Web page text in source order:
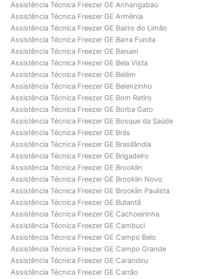
Assistência Técnica Freezer GE Anhangabaú
Assistência Técnica Freezer GE Armênia
Assistência Técnica Freezer GE Bairro do Limão
Assistência Técnica Freezer GE Barra Funda
Assistência Técnica Freezer GE Barueri
Assistência Técnica Freezer GE Bela Vista
Assistência Técnica Freezer GE Belém
Assistência Técnica Freezer GE Belenzinho
Assistência Técnica Freezer GE Bom Retiro
Assistência Técnica Freezer GE Borba Gato
Assistência Técnica Freezer GE Bosque da Saúde
Assistência Técnica Freezer GE Brás
Assistência Técnica Freezer GE Brasilândia
Assistência Técnica Freezer GE Brigadeiro
Assistência Técnica Freezer GE Brooklin
Assistência Técnica Freezer GE Brooklin Novo
Assistência Técnica Freezer GE Brooklin Paulista
Assistência Técnica Freezer GE Butantã
Assistência Técnica Freezer GE Cachoeirinha
Assistência Técnica Freezer GE Cambuci
Assistência Técnica Freezer GE Campo Belo
Assistência Técnica Freezer GE Campo Grande
Assistência Técnica Freezer GE Carandiru
Assistência Técnica Freezer GE Carrão